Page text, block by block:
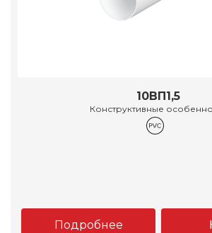
10ВП1,5
Конструктивные
Подробнее